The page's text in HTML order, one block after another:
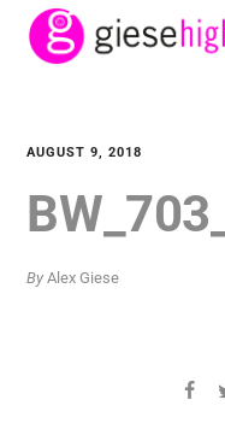
AUGUST 9, 2018
ByAlex Giese